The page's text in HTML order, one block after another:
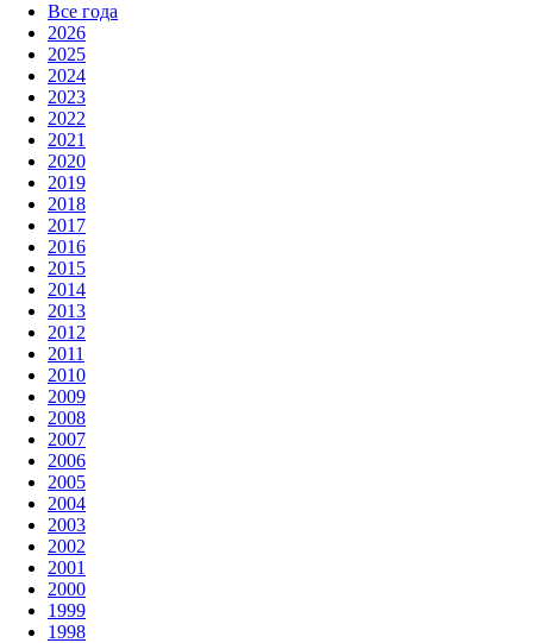
Все года
2026
2025
2024
2023
2022
2021
2020
2019
2018
2017
2016
2015
2014
2013
2012
2011
2010
2009
2008
2007
2006
2005
2004
2003
2002
2001
2000
1999
1998